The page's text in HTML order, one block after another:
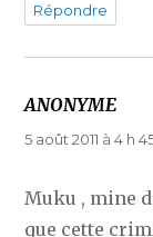
Répondre
ANONYME
5 août 2011 à 4 h
Muku , mine
que cette